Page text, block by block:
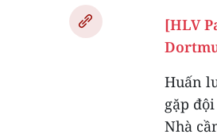
[HLV
Huấn
gặp
Nhà